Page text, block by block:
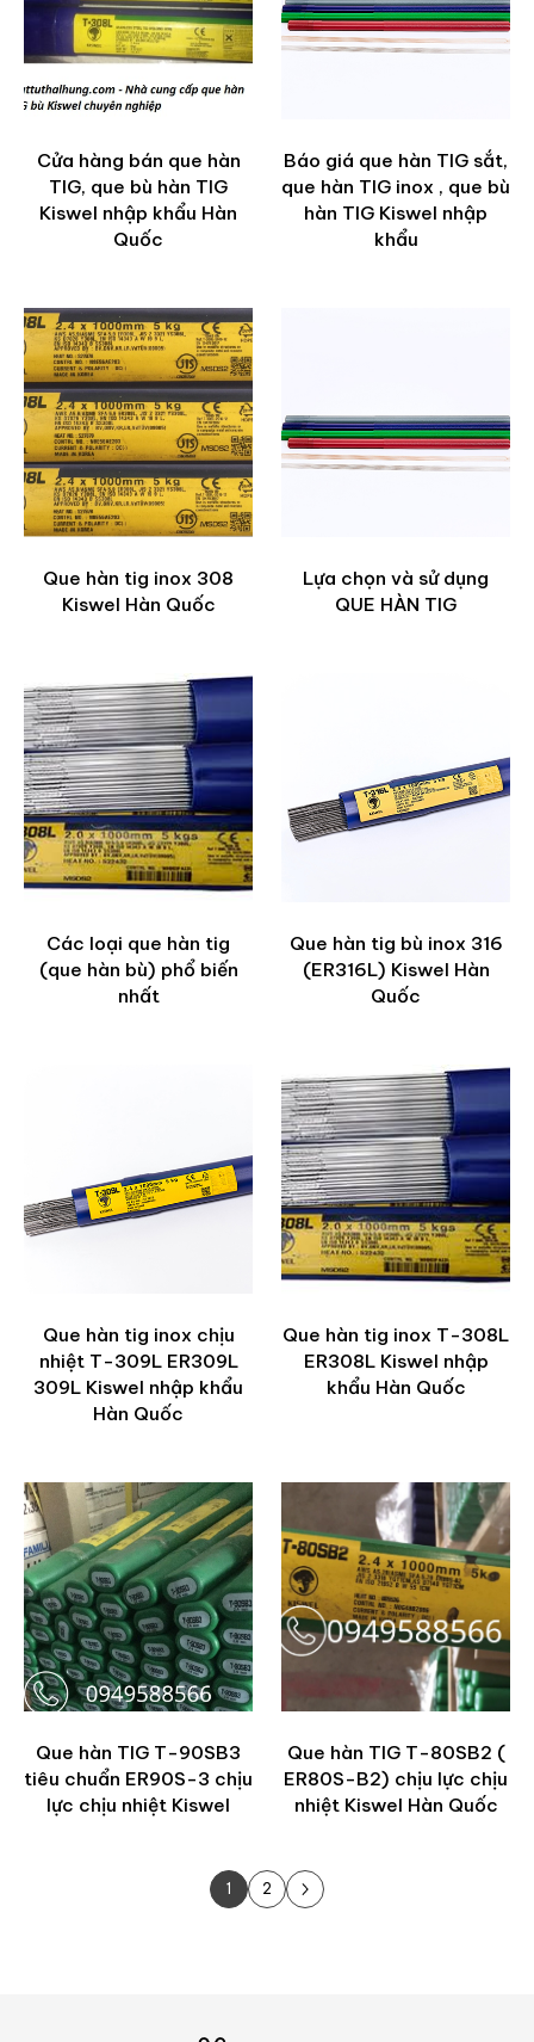
Cửa hàng bán que hàn
TIG, que bù hàn TIG
Kiswel nhập khẩu Hàn
Quốc
Báo giá que hàn TIG sắt,
que hàn TIG inox , que bù
hàn TIG Kiswel nhập
khẩu
Que hàn tig inox 308
Kiswel Hàn Quốc
Lựa chọn và sử dụng
QUE HÀN TIG
Các loại que hàn tig
(que hàn bù) phổ biến
nhất
Que hàn tig bù inox 316
(ER316L) Kiswel Hàn
Quốc
Que hàn tig inox chịu
nhiệt T-309L ER309L
309L Kiswel nhập khẩu
Hàn Quốc
Que hàn tig inox T-308L
ER308L Kiswel nhập
khẩu Hàn Quốc
Que hàn TIG T-90SB3
tiêu chuẩn ER90S-3 chịu
lực chịu nhiệt Kiswel
Que hàn TIG T-80SB2 (
ER80S-B2) chịu lực chịu
nhiệt Kiswel Hàn Quốc
1 2
Next Page